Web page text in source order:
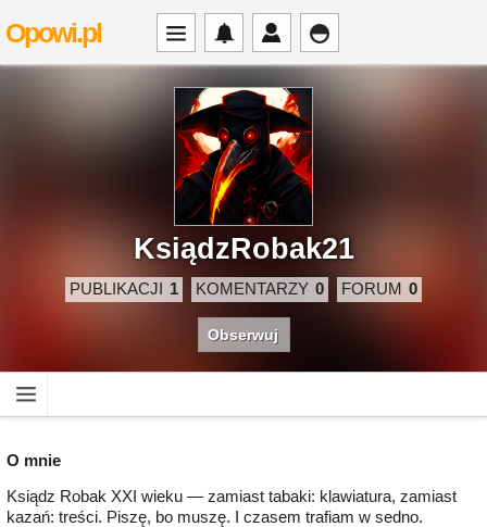
Opowi.pl
KsiądzRobak21
PUBLIKACJI 1 KOMENTARZY 0 FORUM 0
Obserwuj
O mnie
Ksiądz Robak XXI wieku — zamiast tabaki: klawiatura, zamiast
kazań: treści. Piszę, bo muszę. I czasem trafiam w sedno.